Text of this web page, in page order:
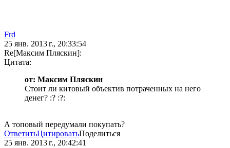
Frd
25 янв. 2013 г., 20:33:54
Re[Максим Пляскин]:
Цитата:
от: Максим Пляскин
Стоит ли китовый объектив потраченных на него
денег? :? :?:
А топовый передумали покупать?
ОтветитьЦитироватьПоделиться
25 янв. 2013 г., 20:42:41